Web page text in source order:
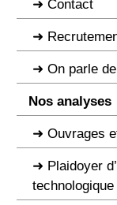
Contact
On parle
Nos analyses
Ouvrages
Plaidoyer
technologique